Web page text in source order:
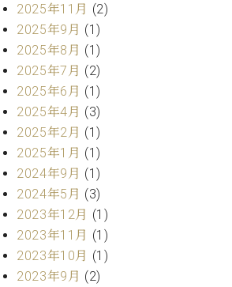
デ
ィ
シ
ョ
ン
W.
ホ
フ
マ
ン
ヴ
ィ
ジ
ョ
ン
ス
タ
ッ
フ
挨
拶
技
術
者
紹
展示
情報
【ユ
2025年11月 (2)
2025年9月 (1)
2025年8月 (1)
2025年7月 (2)
2025年6月 (1)
2025年4月 (3)
2025年2月 (1)
2025年1月 (1)
2024年9月 (1)
2024年5月 (3)
2023年12月 (1)
2023年11月 (1)
2023年10月 (1)
2023年9月 (2)